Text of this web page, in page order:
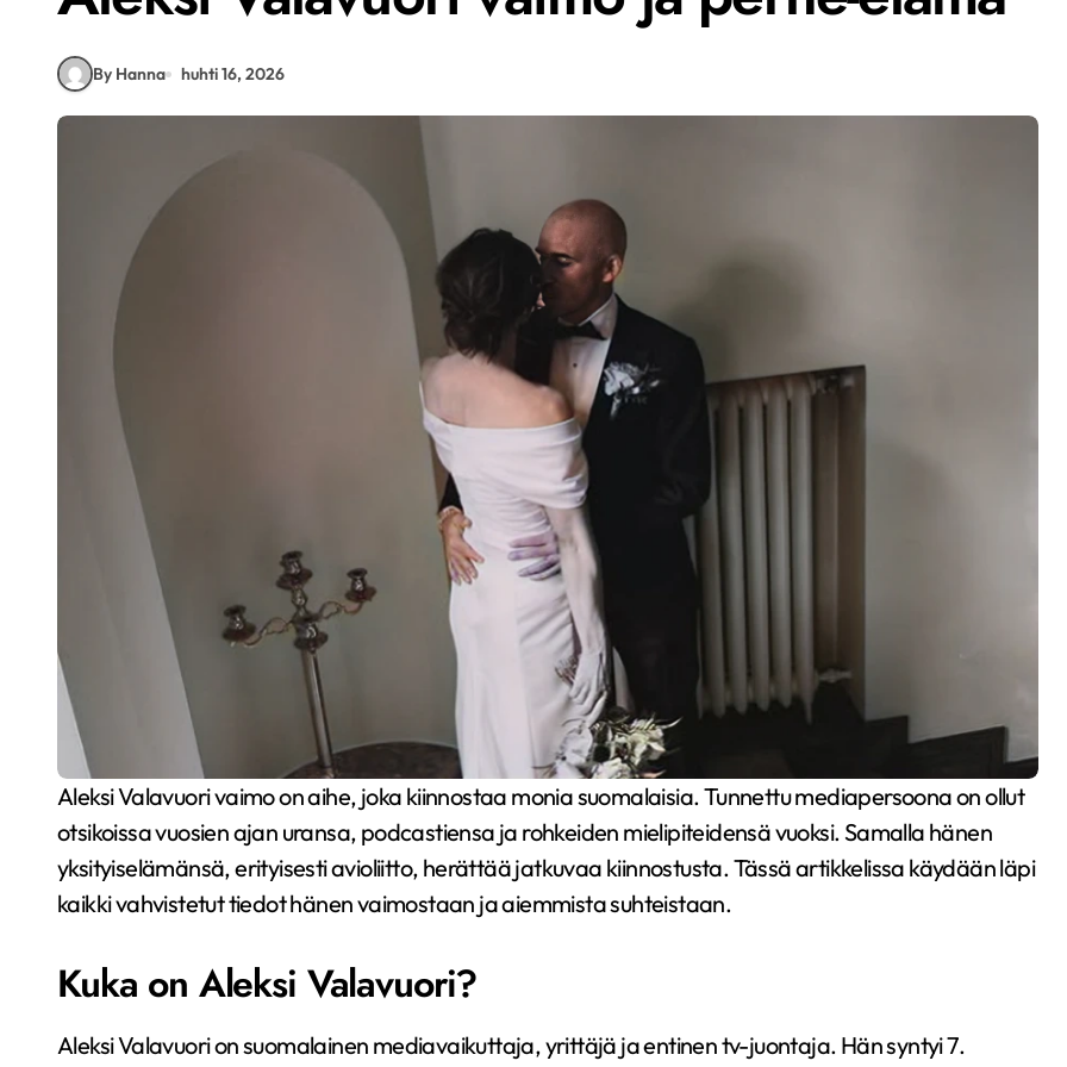
By Hanna huhti 16, 2026
Aleksi Valavuori vaimo on aihe, joka kiinnostaa monia suomalaisia. Tunnettu mediapersoona on ollut
otsikoissa vuosien ajan uransa, podcastiensa ja rohkeiden mielipiteidensä vuoksi. Samalla hänen
yksityiselämänsä, erityisesti avioliitto, herättää jatkuvaa kiinnostusta. Tässä artikkelissa käydään läpi
kaikki vahvistetut tiedot hänen vaimostaan ja aiemmista suhteistaan.
Kuka on Aleksi Valavuori?
Aleksi Valavuori on suomalainen mediavaikuttaja, yrittäjä ja entinen tv-juontaja. Hän syntyi 7.